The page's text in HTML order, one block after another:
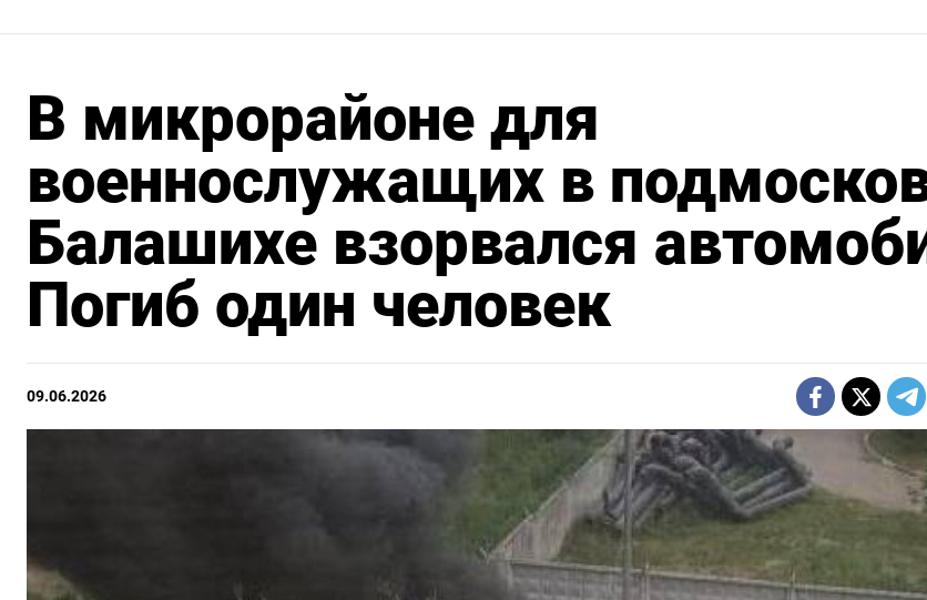
В микрорайоне для
военнослужащих в
Балашихе взорвался
Погиб один человек
09.06.2026